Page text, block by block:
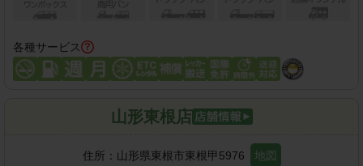
各種サービス
山形東根店
住所： 山形県東根市東根甲5976 地図